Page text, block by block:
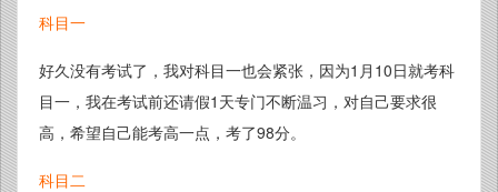
科目一
好久没有考试了，我对科目一也会紧张，因为1月10日就考科
目一，我在考试前还请假1天专门不断温习，对自己要求很
高，希望自己能考高一点，考了98分。
科目二